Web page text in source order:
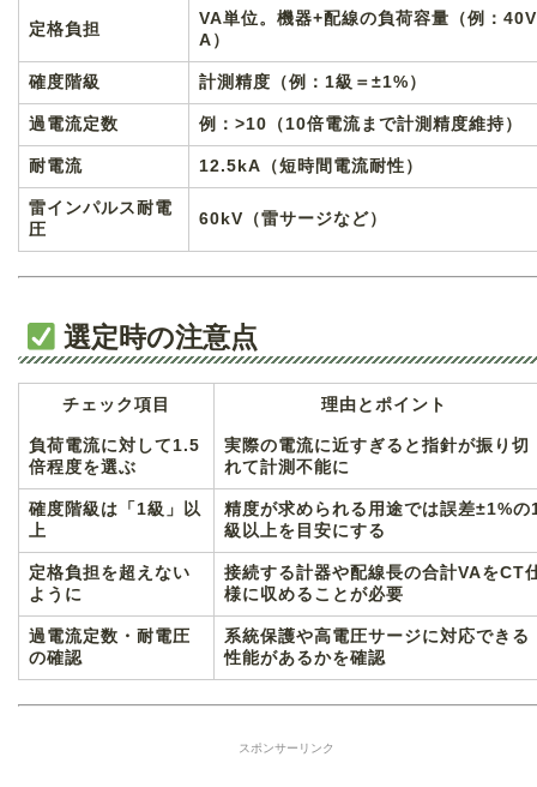
定格負担
VA単位。機器+配線の負荷容量（例：40V
A）
確度階級 計測精度（例：1級＝±1%）
過電流定数 例：>10（10倍電流まで計測精度維持）
耐電流 12.5kA（短時間電流耐性）
雷インパルス耐電
圧
60kV（雷サージなど）
選定時の注意点
チェック項目 理由とポイント
負荷電流に対して1.5
倍程度を選ぶ
実際の電流に近すぎると指針が振り切
れて計測不能に
確度階級は「1級」以
上
精度が求められる用途では誤差±1%の
級以上を目安にする
定格負担を超えない
ように
接続する計器や配線長の合計VAをCT
様に収めることが必要
過電流定数・耐電圧
の確認
系統保護や高電圧サージに対応できる
性能があるかを確認
スポンサーリンク